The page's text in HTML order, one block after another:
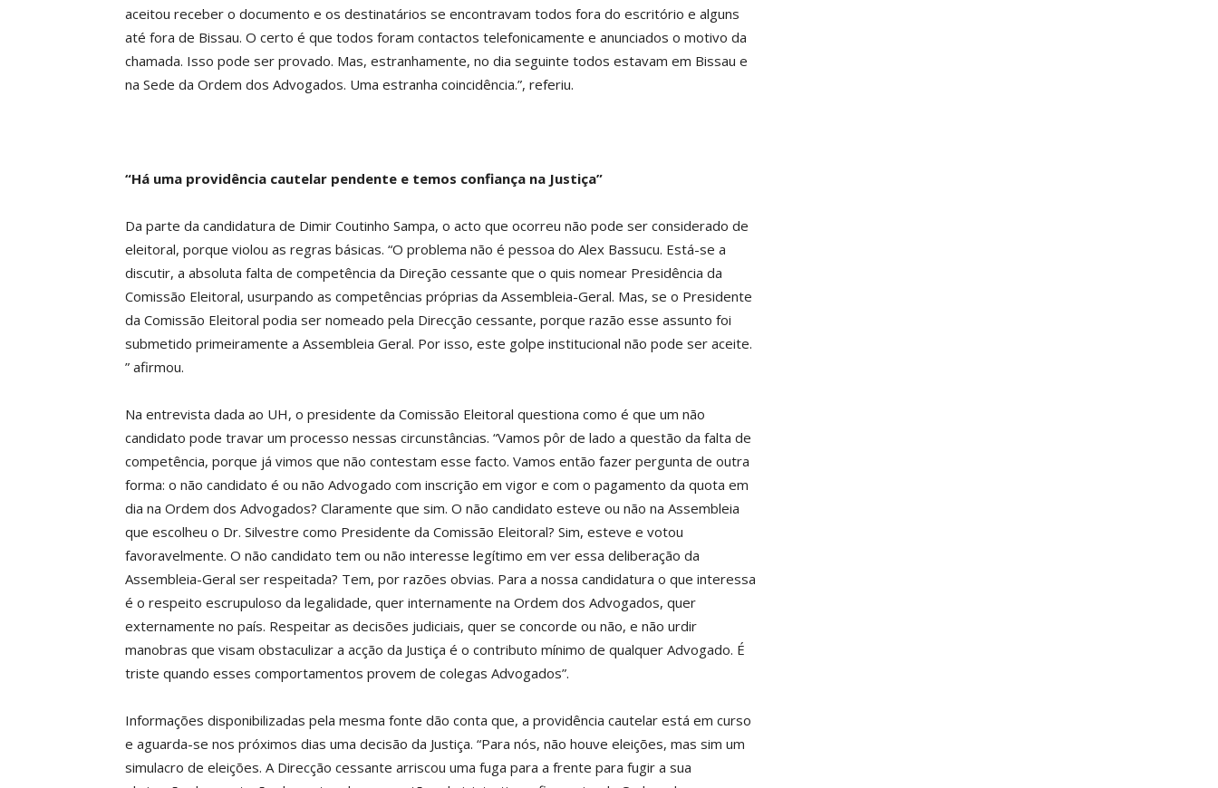
aceitou receber o documento e os destinatários se encontravam todos fora do escritório e alguns
até fora de Bissau. O certo é que todos foram contactos telefonicamente e anunciados o motivo da
chamada. Isso pode ser provado. Mas, estranhamente, no dia seguinte todos estavam em Bissau e
na Sede da Ordem dos Advogados. Uma estranha coincidência.”, referiu.
“Há uma providência cautelar pendente e temos confiança na Justiça”
Da parte da candidatura de Dimir Coutinho Sampa, o acto que ocorreu não pode ser considerado de
eleitoral, porque violou as regras básicas. “O problema não é pessoa do Alex Bassucu. Está-se a
discutir, a absoluta falta de competência da Direção cessante que o quis nomear Presidência da
Comissão Eleitoral, usurpando as competências próprias da Assembleia-Geral. Mas, se o Presidente
da Comissão Eleitoral podia ser nomeado pela Direcção cessante, porque razão esse assunto foi
submetido primeiramente a Assembleia Geral. Por isso, este golpe institucional não pode ser aceite.
” afirmou.
Na entrevista dada ao UH, o presidente da Comissão Eleitoral questiona como é que um não
candidato pode travar um processo nessas circunstâncias. “Vamos pôr de lado a questão da falta de
competência, porque já vimos que não contestam esse facto. Vamos então fazer pergunta de outra
forma: o não candidato é ou não Advogado com inscrição em vigor e com o pagamento da quota em
dia na Ordem dos Advogados? Claramente que sim. O não candidato esteve ou não na Assembleia
que escolheu o Dr. Silvestre como Presidente da Comissão Eleitoral? Sim, esteve e votou
favoravelmente. O não candidato tem ou não interesse legítimo em ver essa deliberação da
Assembleia-Geral ser respeitada? Tem, por razões obvias. Para a nossa candidatura o que interessa
é o respeito escrupuloso da legalidade, quer internamente na Ordem dos Advogados, quer
externamente no país. Respeitar as decisões judiciais, quer se concorde ou não, e não urdir
manobras que visam obstaculizar a acção da Justiça é o contributo mínimo de qualquer Advogado. É
triste quando esses comportamentos provem de colegas Advogados”.
Informações disponibilizadas pela mesma fonte dão conta que, a providência cautelar está em curso
e aguarda-se nos próximos dias uma decisão da Justiça. “Para nós, não houve eleições, mas sim um
simulacro de eleições. A Direcção cessante arriscou uma fuga para a frente para fugir a sua